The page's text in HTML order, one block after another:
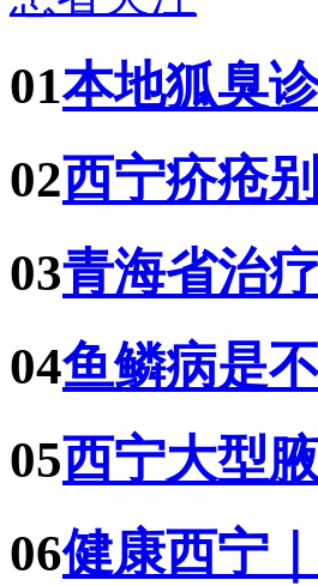
01本地狐臭
02西宁疥疮
03青海省治
04鱼鳞病是
05西宁大型
06健康西宁